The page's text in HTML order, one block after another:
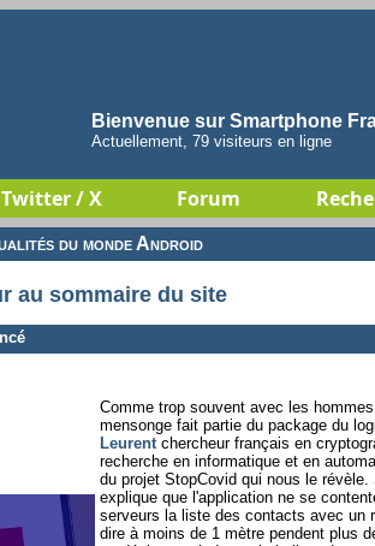
Bienvenue sur Smartphone
Actuellement, 79 visiteurs en ligne
Twitter / X Forum
du monde Android
au sommaire du site
Comme trop souvent avec les
mensonge fait partie du package du
Leurent chercheur français en
recherche en informatique et en
du projet StopCovid qui nous le révèle.
explique que l'application ne se
serveurs la liste des contacts avec un
dire à moins de 1 mètre pendent plus